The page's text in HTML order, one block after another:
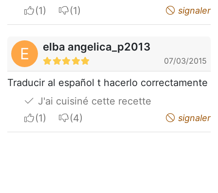
I apreciateI do not appreciate signaler
E elba angelica_p2013
07/03/2015
Traducir al español t hacerlo correctamente
J'ai cuisiné cette recette
I apreciateI do not appreciate signaler